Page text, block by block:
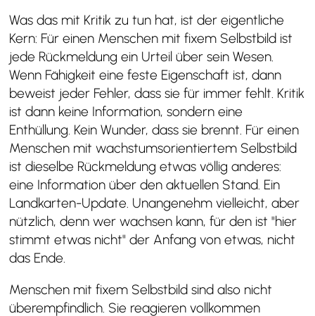
Was das mit Kritik zu tun hat, ist der eigentliche
Kern: Für einen Menschen mit fixem Selbstbild ist
jede Rückmeldung ein Urteil über sein Wesen.
Wenn Fähigkeit eine feste Eigenschaft ist, dann
beweist jeder Fehler, dass sie für immer fehlt. Kritik
ist dann keine Information, sondern eine
Enthüllung. Kein Wunder, dass sie brennt. Für einen
Menschen mit wachstumsorientiertem Selbstbild
ist dieselbe Rückmeldung etwas völlig anderes:
eine Information über den aktuellen Stand. Ein
Landkarten-Update. Unangenehm vielleicht, aber
nützlich, denn wer wachsen kann, für den ist "hier
stimmt etwas nicht" der Anfang von etwas, nicht
das Ende.
Menschen mit fixem Selbstbild sind also nicht
überempfindlich. Sie reagieren vollkommen